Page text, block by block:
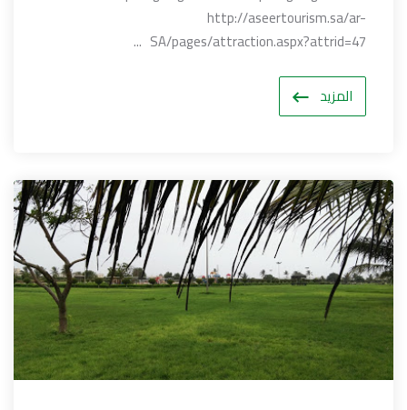
http://aseertourism.sa/ar-
SA/pages/attraction.aspx?attrid=47 ...
المزيد